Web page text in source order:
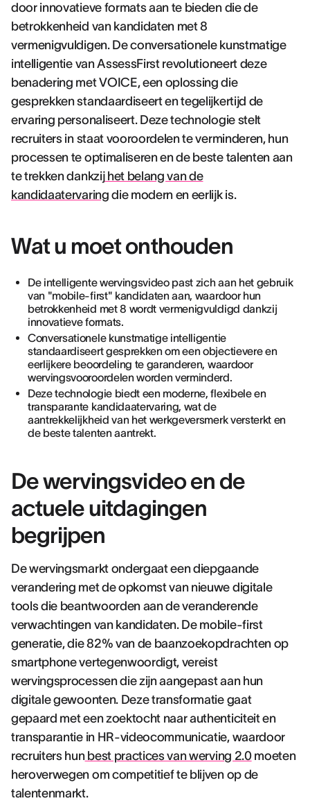
door innovatieve formats aan te bieden die de
betrokkenheid van kandidaten met 8
vermenigvuldigen. De conversationele kunstmatige
intelligentie van AssessFirst revolutioneert deze
benadering met VOICE, een oplossing die
gesprekken standaardiseert en tegelijkertijd de
ervaring personaliseert. Deze technologie stelt
recruiters in staat vooroordelen te verminderen, hun
processen te optimaliseren en de beste talenten aan
te trekken dankzijhet belang van de
kandidaatervaring die modern en eerlijk is.
Wat u moet onthouden
De intelligente wervingsvideo past zich aan het gebruik
van "mobile-first" kandidaten aan, waardoor hun
betrokkenheid met 8 wordt vermenigvuldigd dankzij
innovatieve formats.
Conversationele kunstmatige intelligentie
standaardiseert gesprekken om een objectievere en
eerlijkere beoordeling te garanderen, waardoor
wervingsvooroordelen worden verminderd.
Deze technologie biedt een moderne, flexibele en
transparante kandidaatervaring, wat de
aantrekkelijkheid van het werkgeversmerk versterkt en
de beste talenten aantrekt.
De wervingsvideo en de
actuele uitdagingen
begrijpen
De wervingsmarkt ondergaat een diepgaande
verandering met de opkomst van nieuwe digitale
tools die beantwoorden aan de veranderende
verwachtingen van kandidaten. De mobile-first
generatie, die 82% van de baanzoekopdrachten op
smartphone vertegenwoordigt, vereist
wervingsprocessen die zijn aangepast aan hun
digitale gewoonten. Deze transformatie gaat
gepaard met een zoektocht naar authenticiteit en
transparantie in HR-videocommunicatie, waardoor
recruiters hunbest practices van werving 2.0moeten
heroverwegen om competitief te blijven op de
talentenmarkt.